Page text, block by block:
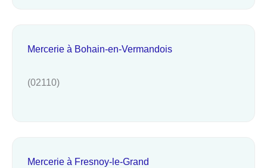
Mercerie à Bohain-en-Vermandois
(02110)
Mercerie à Fresnoy-le-Grand